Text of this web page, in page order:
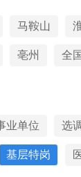
马鞍山
亳州 全国
业单位 选
基层特岗